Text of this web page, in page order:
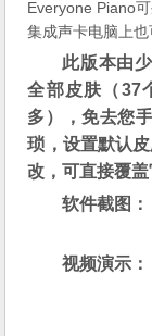
Everyone Piano
集成声卡电脑上也
此版本由
全部皮肤（37
多），免去您
琐，设置默认
改，可直接覆盖
软件截图：
视频演示：